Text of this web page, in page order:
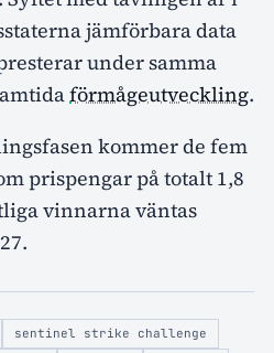
jämförbara data
under samma
förmågeutveckling.
kommer de fem
prispengar på totalt 1,8
vinnarna väntas
sentinel strike challenge